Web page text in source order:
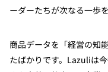
ーダーたちが次なる一歩
商品データを「経営の知
たばかりです。Lazuliは